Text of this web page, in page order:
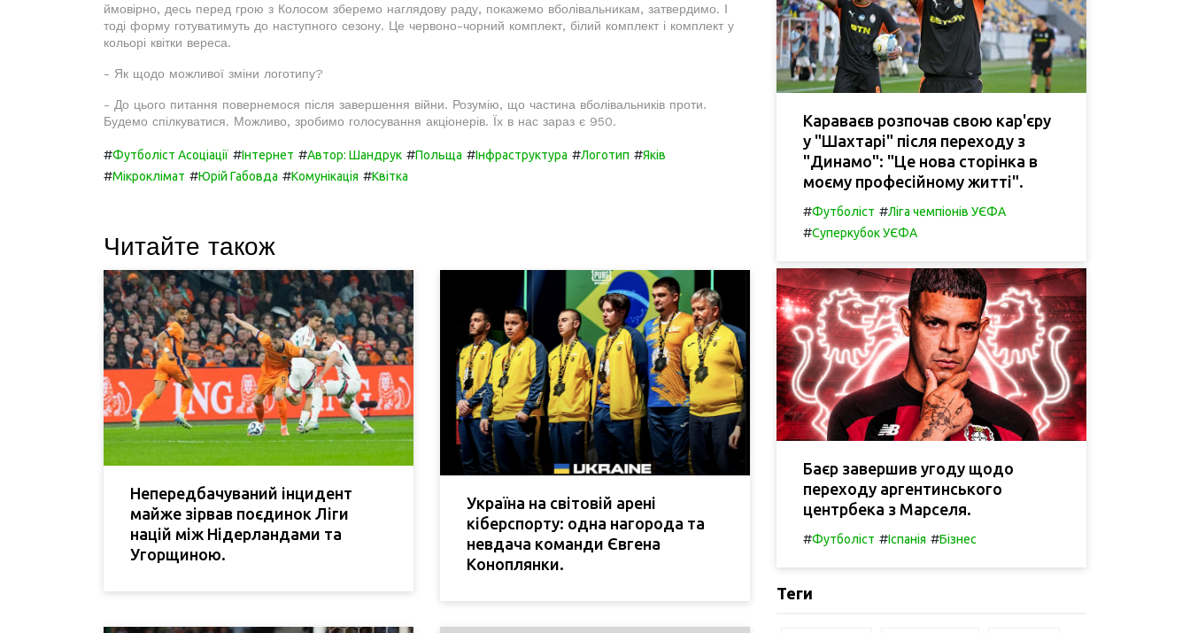
ймовірно, десь перед грою з Колосом зберемо наглядову раду, покажемо вболівальникам, затвердимо. І
тоді форму готуватимуть до наступного сезону. Це червоно-чорний комплект, білий комплект і комплект у
кольорі квітки вереса.
- Як щодо можливої зміни логотипу?
- До цього питання повернемося після завершення війни. Розумію, що частина вболівальників проти.
Будемо спілкуватися. Можливо, зробимо голосування акціонерів. Їх в нас зараз є 950.
#Футболіст Асоціації #Інтернет #Автор: Шандрук #Польща #Інфраструктура #Логотип #Яків
#Мікроклімат #Юрій Габовда #Комунікація #Квітка
Читайте також
Непередбачуваний інцидент
майже зірвав поєдинок Ліги
націй між Нідерландами та
Угорщиною.
Україна на світовій арені
кіберспорту: одна нагорода та
невдача команди Євгена
Коноплянки.
Караваєв розпочав свою кар'єру
у "Шахтарі" після переходу з
"Динамо": "Це нова сторінка в
моєму професійному житті".
#Футболіст #Ліга чемпіонів УЄФА
#Суперкубок УЄФА
Баєр завершив угоду щодо
переходу аргентинського
центрбека з Марселя.
#Футболіст #Іспанія #Бізнес
Теги